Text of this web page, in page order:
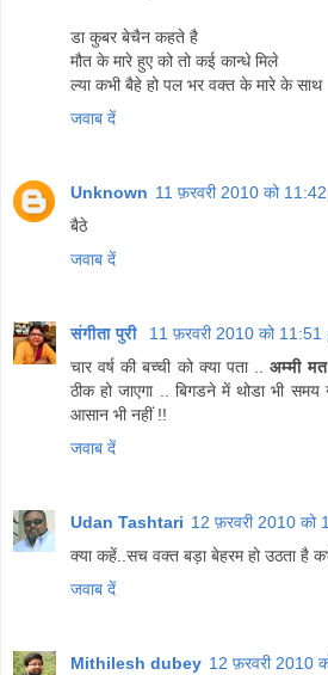
डा कुबर बेचैन कहते है
मौत के मारे हुए को तो कई कान्धे मिले
ल्या कभी बैहे हो पल भर वक्त के मारे के साथ
जवाब दें
Unknown 11 फ़रवरी 2010 को
बैठे
जवाब दें
संगीता पुरी
11 फ़रवरी 2010 को
चार वर्ष की बच्‍ची को क्‍या पता .. अम्मी
ठीक हो जाएगा .. बिगडने में थोडा भी समय
आसान भी नहीं !!
जवाब दें
Udan Tashtari 12 फ़रवरी 2010 को
क्या कहें..सच वक्त बड़ा बेहरम हो उठता है
जवाब दें
Mithilesh dubey 12 फ़रवरी 2010